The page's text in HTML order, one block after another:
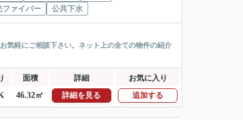
ファイバー
公共下水
軽にご相談下さい。ネット上の全ての物件の紹介
面積 詳細
お気に入り
46.32㎡ 詳細を見る 追加する